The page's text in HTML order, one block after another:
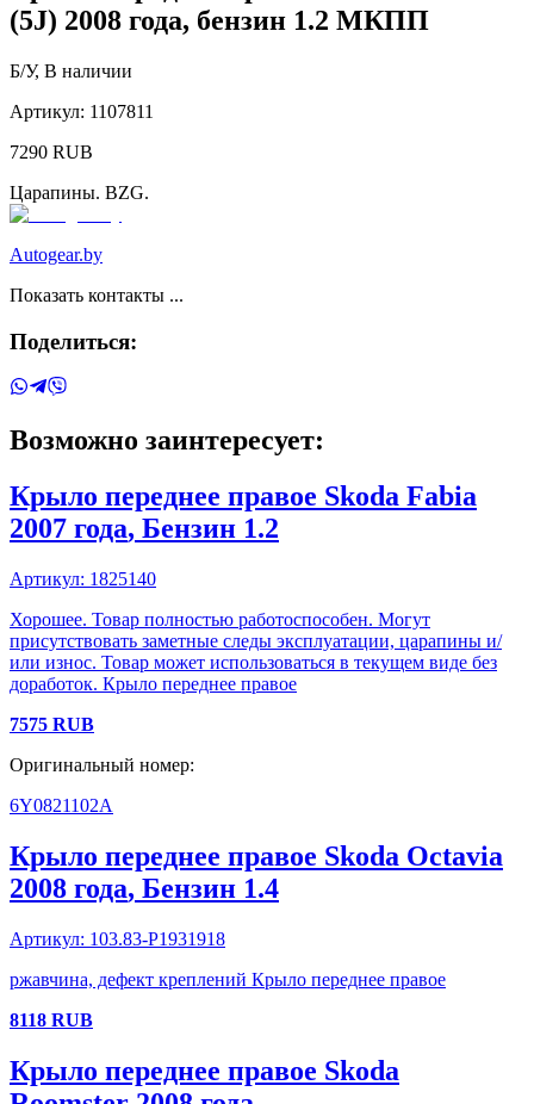
(5J) 2008 года, бензин 1.2 МКПП
Б/У, В наличии
Артикул: 1107811
7290 RUB
Царапины. BZG.
Autogear.by
Показать контакты ...
Поделиться:
Возможно заинтересует:
Крыло переднее правое Skoda Fabia
2007 года, Бензин 1.2
Артикул: 1825140
Хорошее. Товар полностью работоспособен. Могут
присутствовать заметные следы эксплуатации, царапины и/
или износ. Товар может использоваться в текущем виде без
доработок. Крыло переднее правое
7575 RUB
Оригинальный номер:
6Y0821102A
Крыло переднее правое Skoda Octavia
2008 года, Бензин 1.4
Артикул: 103.83-P1931918
ржавчина, дефект креплений Крыло переднее правое
8118 RUB
Крыло переднее правое Skoda